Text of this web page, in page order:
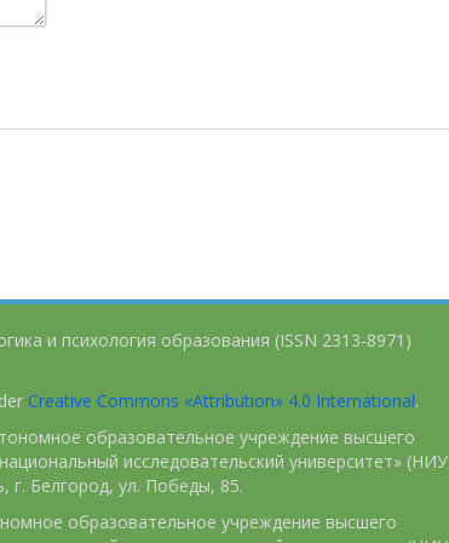
и психология образования (ISSN 2313-8971)
Creative Commons «Attribution» 4.0 International.
образовательное учреждение высшего
исследовательский университет» (НИУ
г. Белгород, ул. Победы, 85.
образовательное учреждение высшего